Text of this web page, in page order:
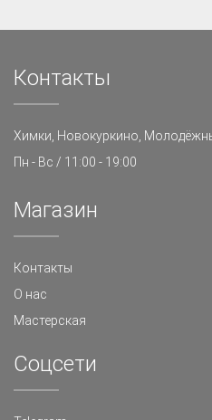
Контакты
Химки, Новокуркино,
Пн - Вс / 11:00 - 19:00
Магазин
Контакты
О нас
Мастерская
Cоцсети